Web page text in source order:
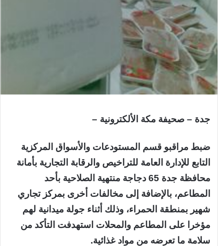
جدة – صحيفة مكة الألكترونية –
ضبط مراقبو قسم المستودعات والأسواق المركزية
التابع للإدارة العامة للتراخيص والرقابة التجارية بأمانة
محافظة جدة 65 دجاجة منتهية الصلاحية بأحد
المطاعم، بالإضافة إلى مخالفات أخرى بمركز تجاري
شهير بمنطقة الحمراء، وذلك أثناء جولة ميدانية لهم
مؤخرا على المطاعم والمحلات استهدفت التأكد من
سلامة ما تعرضه من مواد غذائية.